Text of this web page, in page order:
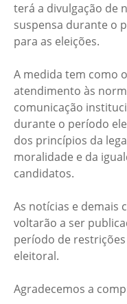
terá a divulgação de
suspensa durante o
para as eleições.
A medida tem como
atendimento às
comunicação
durante o período
dos princípios da
moralidade e da
candidatos.
As notícias e demais
voltarão a ser
período de
eleitoral.
Agradecemos a